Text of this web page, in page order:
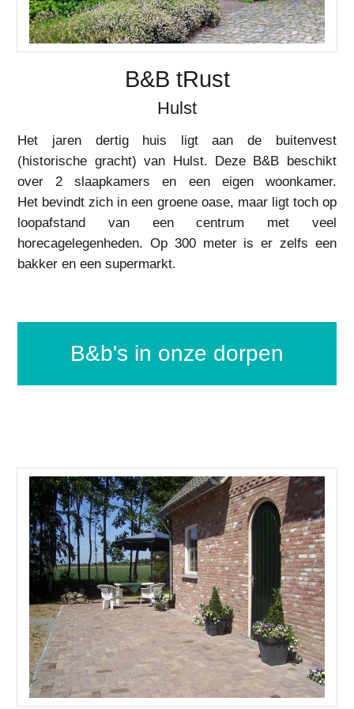
B&B tRust
Hulst
Het jaren dertig huis ligt aan de buitenvest
(historische gracht) van Hulst. Deze B&B beschikt
over 2 slaapkamers en een eigen woonkamer.
Het bevindt zich in een groene oase, maar ligt toch op
loopafstand van een centrum met veel
horecagelegenheden. Op 300 meter is er zelfs een
bakker en een supermarkt.
b&b's in onze dorpen